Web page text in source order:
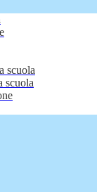
scuola
scuola